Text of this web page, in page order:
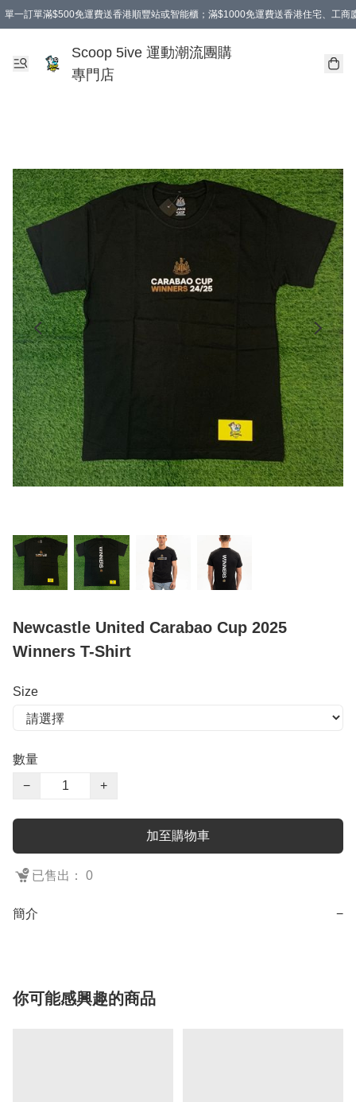
單一訂單滿$500免運費送香港順豐站或智能櫃；滿$1000免運費送香港住宅、工商
Scoop 5ive 運動潮流團購
專門店
Newcastle United Carabao Cup 2025
Winners T-Shirt
Size
數量
−
+
加至購物車
已售出： 0
簡介 −
你可能感興趣的商品